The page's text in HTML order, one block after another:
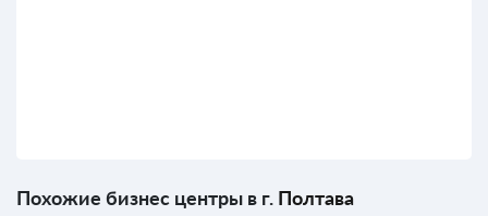
Похожие бизнес центры в г. Полтава